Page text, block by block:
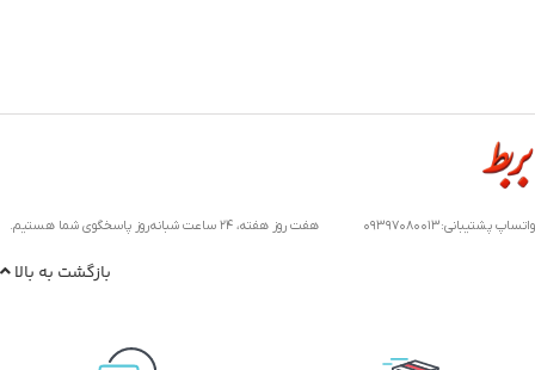
واتساپ پشتیبانی:۰۹۳۹۷۰۸۰۰۱۳ هفت روز هفته، ۲۴ ساعت شبانه‌روز پاسخگوی شما هستیم.
بازگشت به بالا